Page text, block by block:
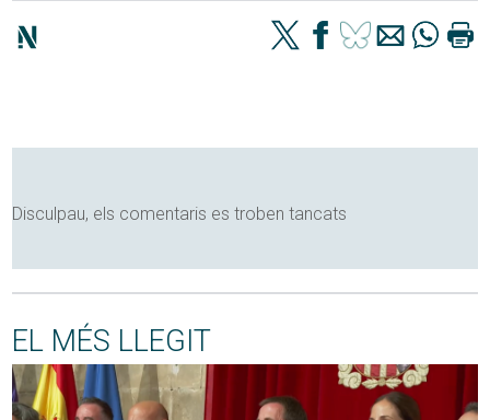
Disculpau, els comentaris es troben tancats
EL MÉS LLEGIT